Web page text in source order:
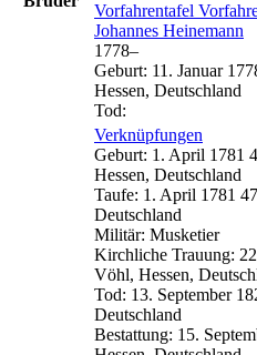
Vorfahrentafel
Johannes Heinemann
1778–
Geburt: 11. Januar
Hessen, Deutschland
Tod:
Verknüpfungen
Geburt: 1. April 1781
Hessen, Deutschland
Taufe: 1. April 1781 47
Deutschland
Militär: Musketier
Kirchliche Trauung:
Vöhl, Hessen,
Tod: 13. September
Deutschland
Bestattung: 15.